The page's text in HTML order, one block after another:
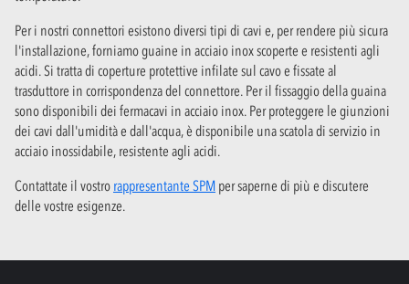
Per i nostri connettori esistono diversi tipi di cavi e, per rendere più sicura
l'installazione, forniamo guaine in acciaio inox scoperte e resistenti agli
acidi. Si tratta di coperture protettive infilate sul cavo e fissate al
trasduttore in corrispondenza del connettore. Per il fissaggio della guaina
sono disponibili dei fermacavi in acciaio inox. Per proteggere le giunzioni
dei cavi dall'umidità e dall'acqua, è disponibile una scatola di servizio in
acciaio inossidabile, resistente agli acidi.
Contattate il vostro rappresentante SPM per saperne di più e discutere
delle vostre esigenze.